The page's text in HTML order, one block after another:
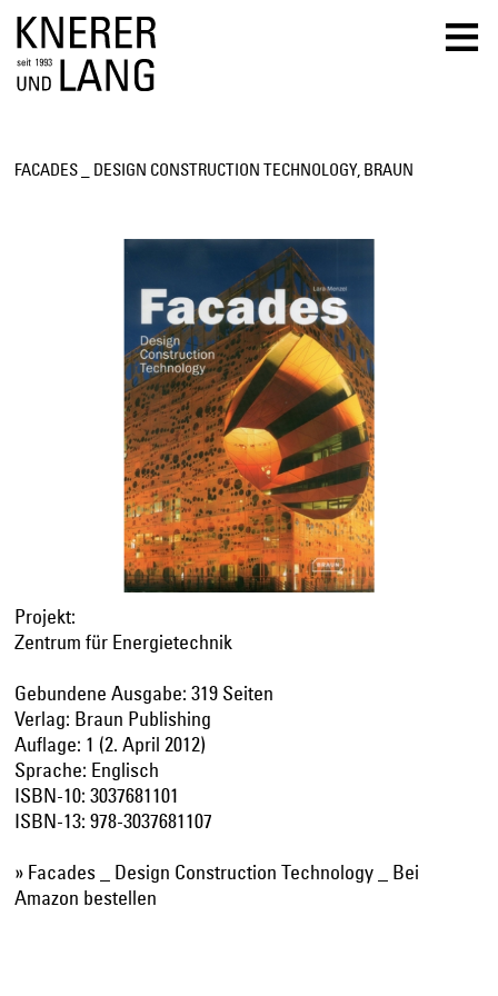
≡
FACADES _ DESIGN CONSTRUCTION TECHNOLOGY, BRAUN
Projekt:
Zentrum für Energietechnik
Gebundene Ausgabe: 319 Seiten
Verlag: Braun Publishing
Auflage: 1 (2. April 2012)
Sprache: Englisch
ISBN-10: 3037681101
ISBN-13: 978-3037681107
» Facades _ Design Construction Technology _ Bei
Amazon bestellen